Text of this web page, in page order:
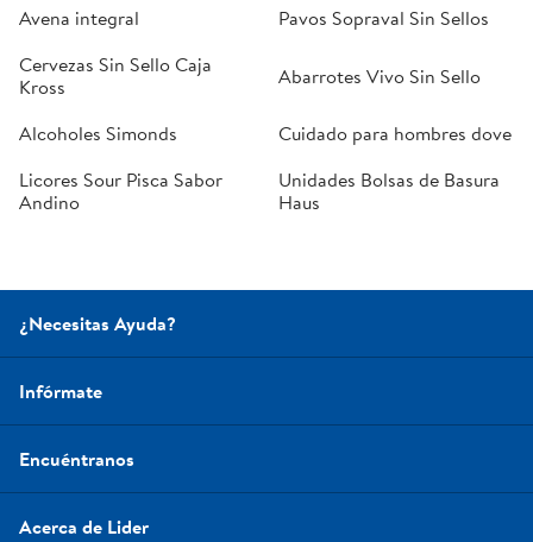
Avena integral
Pavos Sopraval Sin Sellos
Cervezas Sin Sello Caja
Kross
Abarrotes Vivo Sin Sello
Alcoholes Simonds
Cuidado para hombres dove
Licores Sour Pisca Sabor
Andino
Unidades Bolsas de Basura
Haus
¿Necesitas Ayuda?
Infórmate
Encuéntranos
Acerca de Lider